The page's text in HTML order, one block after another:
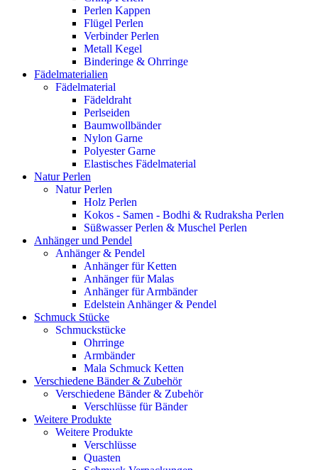
Perlen Kappen
Flügel Perlen
Verbinder Perlen
Metall Kegel
Binderinge & Ohrringe
Fädelmaterialien
Fädelmaterial
Fädeldraht
Perlseiden
Baumwollbänder
Nylon Garne
Polyester Garne
Elastisches Fädelmaterial
Natur Perlen
Natur Perlen
Holz Perlen
Kokos - Samen - Bodhi & Rudraksha Perlen
Süßwasser Perlen & Muschel Perlen
Anhänger und Pendel
Anhänger & Pendel
Anhänger für Ketten
Anhänger für Malas
Anhänger für Armbänder
Edelstein Anhänger & Pendel
Schmuck Stücke
Schmuckstücke
Ohrringe
Armbänder
Mala Schmuck Ketten
Verschiedene Bänder & Zubehör
Verschiedene Bänder & Zubehör
Verschlüsse für Bänder
Weitere Produkte
Weitere Produkte
Verschlüsse
Quasten